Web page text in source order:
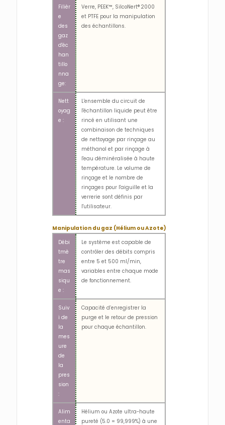
Filièr
e
des
gaz
d'éc
han
tillo
nna
ge:
Verre, PEEK™, SilcoNert® 2000
et PTFE pour la manipulation
des échantillons.
Nett
oyag
e :
L'ensemble du circuit de
l'échantillon liquide peut être
rincé en utilisant une
combinaison de techniques
de nettoyage par rinçage au
méthanol et par rinçage à
l'eau déminéralisée à haute
température. Le volume de
rinçage et le nombre de
rinçages pour l'aiguille et la
verrerie sont définis par
l'utilisateur.
Manipulation du gaz (Hélium ou Azote)
Débi
tmè
tre
mas
siqu
e :
Le système est capable de
contrôler des débits compris
entre 5 et 500 ml/min,
variables entre chaque mode
de fonctionnement.
Suiv
i de
la
mes
ure
de
la
pres
sion
:
Capacité d’enregistrer la
purge et le retour de pression
pour chaque échantillon.
Alim
enta
Hélium ou Azote ultra-haute
pureté (5.0 = 99,999%) à une